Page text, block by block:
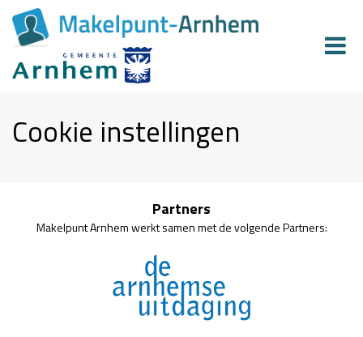
Cookie instellingen
Partners
Makelpunt Arnhem werkt samen met de volgende Partners: